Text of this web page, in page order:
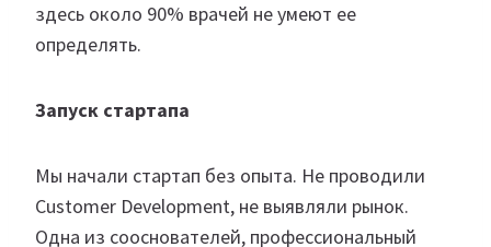
здесь около 90% врачей не умеют ее
определять.
Запуск стартапа
Мы начали стартап без опыта. Не проводили
Customer Development, не выявляли рынок.
Одна из сооснователей, профессиональный